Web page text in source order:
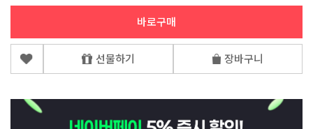
바로구매
선물하기 장바구니